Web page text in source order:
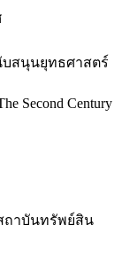
สนุนยุทธศาสตร์
Second Century
ถาบันทรัพย์สิน